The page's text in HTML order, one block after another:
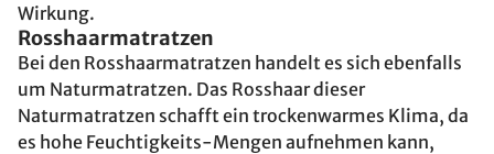
Wirkung.
Rosshaarmatratzen
Bei den Rosshaarmatratzen handelt es sich ebenfalls
um Naturmatratzen. Das Rosshaar dieser
Naturmatratzen schafft ein trockenwarmes Klima, da
es hohe Feuchtigkeits-Mengen aufnehmen kann,